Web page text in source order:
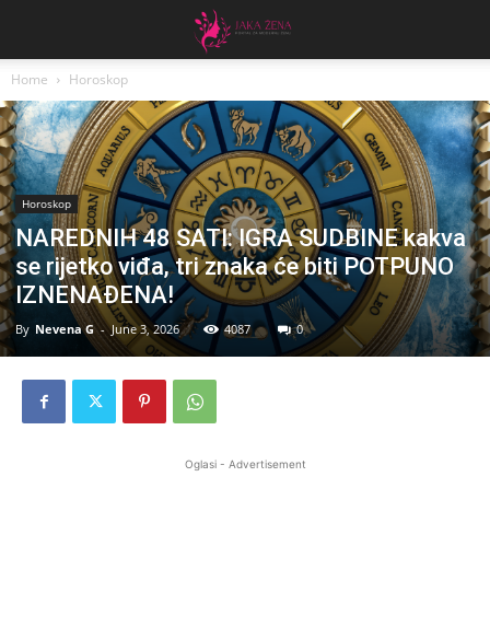
Home Horoskop
Horoskop
NAREDNIH 48 SATI: IGRA SUDBINE kakva
se rijetko viđa, tri znaka će biti POTPUNO
IZNENAĐENA!
By Nevena G - June 3, 2026 4087 0
Oglasi - Advertisement